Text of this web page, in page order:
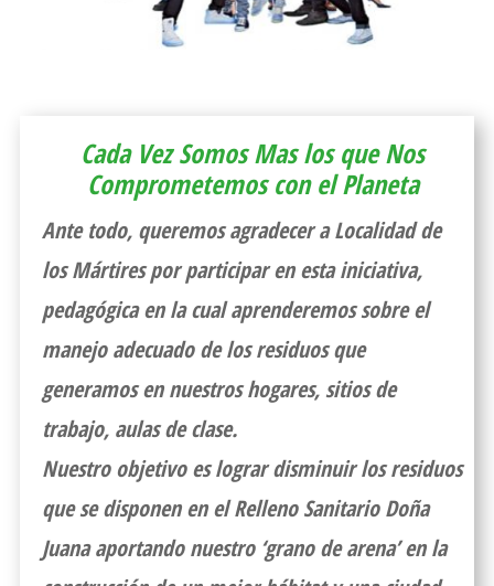
Cada Vez Somos Mas los que Nos
Comprometemos con el Planeta
Ante todo, queremos agradecer aLocalidad de
los Mártirespor participar en esta iniciativa,
pedagógica en la cual aprenderemos sobre el
manejo adecuado de los residuos que
generamos en nuestros hogares, sitios de
trabajo, aulas de clase.
Nuestro objetivo es lograr disminuir los residuos
que se disponen en el Relleno Sanitario Doña
Juana aportando nuestro ‘grano de arena’ en la